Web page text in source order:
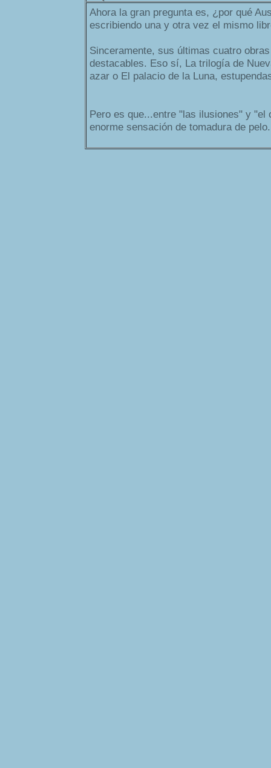
Ahora la gran pregunta es, ¿por qué
escribiendo una y otra vez el mismo
Sinceramente, sus últimas cuatro
destacables. Eso sí, La trilogía de
azar o El palacio de la Luna,
Pero es que...entre "las ilusiones" y "el
enorme sensación de tomadura de pelo.